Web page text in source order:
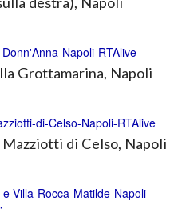
Grottamarina, Napoli
di Celso, Napoli